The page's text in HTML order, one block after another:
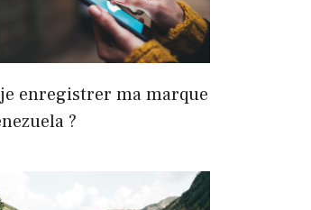
enregistrer ma marque
?